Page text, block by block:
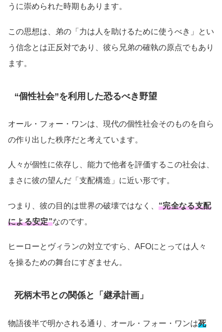
うに崇められた時期もあります。
この思想は、弟の「力は人を助けるために使うべき」とい
う信念とは正反対であり、彼ら兄弟の確執の原点でもあり
ます。
“個性社会”を利用した恐るべき野望
オール・フォー・ワンは、現代の個性社会そのものを自ら
の作り出した秩序だと考えています。
人々が個性に依存し、能力で他者を評価するこの社会は、
まさに彼の望んだ「支配構造」に近い形です。
つまり、彼の目的は世界の破壊ではなく、 “完全なる支配
による安定”なのです。
ヒーローとヴィランの対立ですら、AFOにとっては人々
を操るための舞台にすぎません。
死柄木弔との関係と「継承計画」
物語後半で明かされる通り、オール・フォー・ワンは死